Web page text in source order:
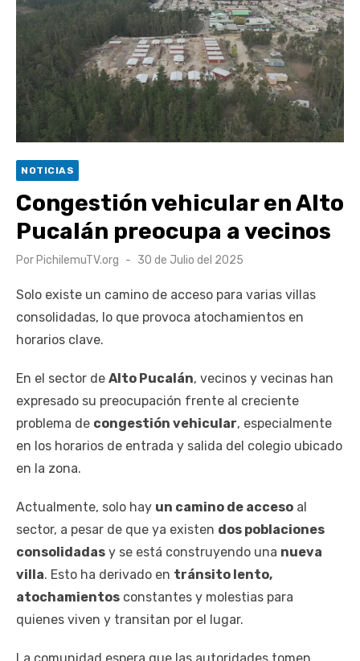
Retrospectiva 2026 | Capítulo 03: lessons on flight – Cecilia
Araneda
Cantor Popular Raúl Acevedo celebra 50 años de carrera en
Pichilemu
Cóctel de Sábado: Sistema frontal en Pichilemu junto al
alcalde Roberto Córdova
esterilización de mascotas
NOTICIAS
Congestión vehicular en Alto
Pucalán preocupa a vecinos
Por PichilemuTV.org
Publicado
30 de Julio del 2025
Solo existe un camino de acceso para varias villas
consolidadas, lo que provoca atochamientos en
horarios clave.
En el sector de Alto Pucalán, vecinos y vecinas han
expresado su preocupación frente al creciente
problema de congestión vehicular, especialmente
en los horarios de entrada y salida del colegio ubicado
en la zona.
Actualmente, solo hay un camino de acceso al
sector, a pesar de que ya existen dos poblaciones
consolidadas y se está construyendo una nueva
villa. Esto ha derivado en tránsito lento,
atochamientos constantes y molestias para
quienes viven y transitan por el lugar.